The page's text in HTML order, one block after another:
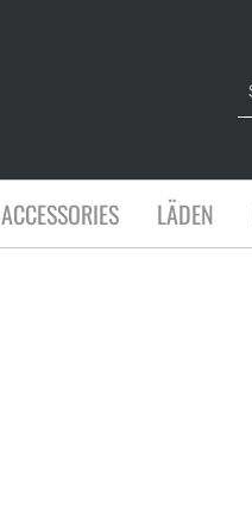
ACCESSORIES LÄDEN